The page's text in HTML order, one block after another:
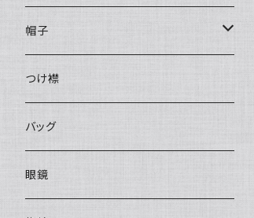
帽子
ベレー帽
つけ襟
バッグ
眼鏡